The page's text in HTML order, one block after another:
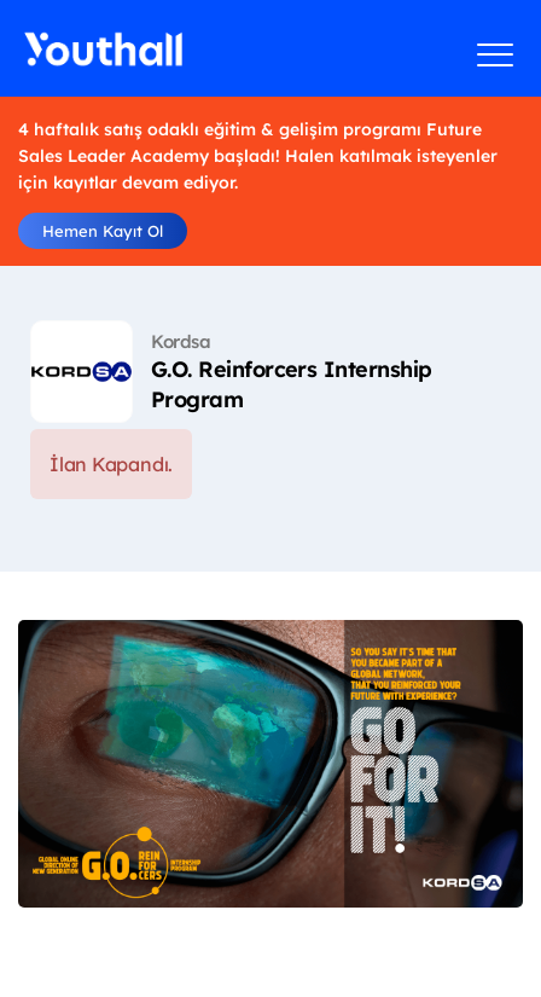
4 haftalık satış odaklı eğitim & gelişim programı Future
Sales Leader Academy başladı! Halen katılmak isteyenler
için kayıtlar devam ediyor.
Hemen Kayıt Ol
Kordsa
G.O. Reinforcers Internship
Program
İlan Kapandı.